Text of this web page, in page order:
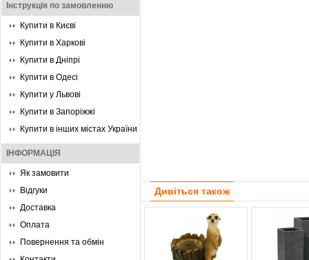
Інструкція по замовленню
Купити в Києві
Купити в Харкові
Купити в Дніпрі
Купити в Одесі
Купити у Львові
Купити в Запоріжжі
Купити в інших містах України
ІНФОРМАЦІЯ
Як замовити
Відгуки
Доставка
Оплата
Повернення та обмін
Дивіться також